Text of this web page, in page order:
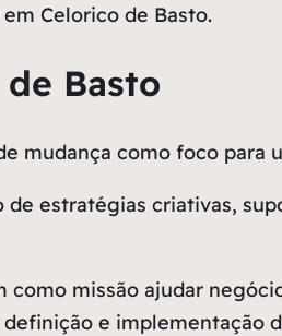
Celorico de Basto.
Basto
mudança como focopara
estratégias criativas,
missão ajudar
e implementação